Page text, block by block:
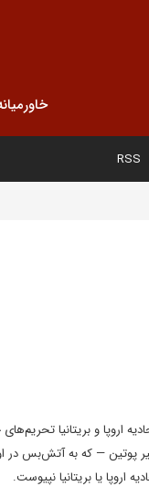
RSS
اروپا و بریتانیا
پوتین — که به آتش‌بس در
یا بریتانیا نپیوست.